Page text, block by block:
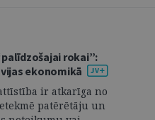
rokai”:
ekonomikā
ir atkarīga no
patērētāju un